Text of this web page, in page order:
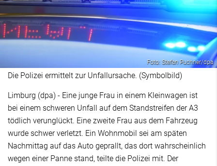
Foto: Stefan Puchner/dpa
Die Polizei ermittelt zur Unfallursache. (Symbolbild)
Limburg (dpa) - Eine junge Frau in einem Kleinwagen ist
bei einem schweren Unfall auf dem Standstreifen der A3
tödlich verunglückt. Eine zweite Frau aus dem Fahrzeug
wurde schwer verletzt. Ein Wohnmobil sei am späten
Nachmittag auf das Auto geprallt, das dort wahrscheinlich
wegen einer Panne stand, teilte die Polizei mit. Der